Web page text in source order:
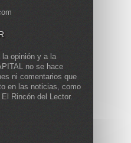
la opinión y a la
no se hace
ni comentarios que
en las noticias, como
Rincón del Lector.